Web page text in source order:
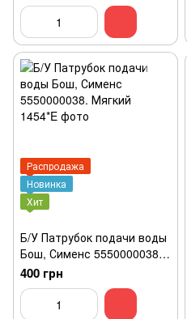
Распродажа
Новинка
Хит
Б/У Патрубок подачи воды
Бош, Сименс 5550000038.
Мягкий
400 грн